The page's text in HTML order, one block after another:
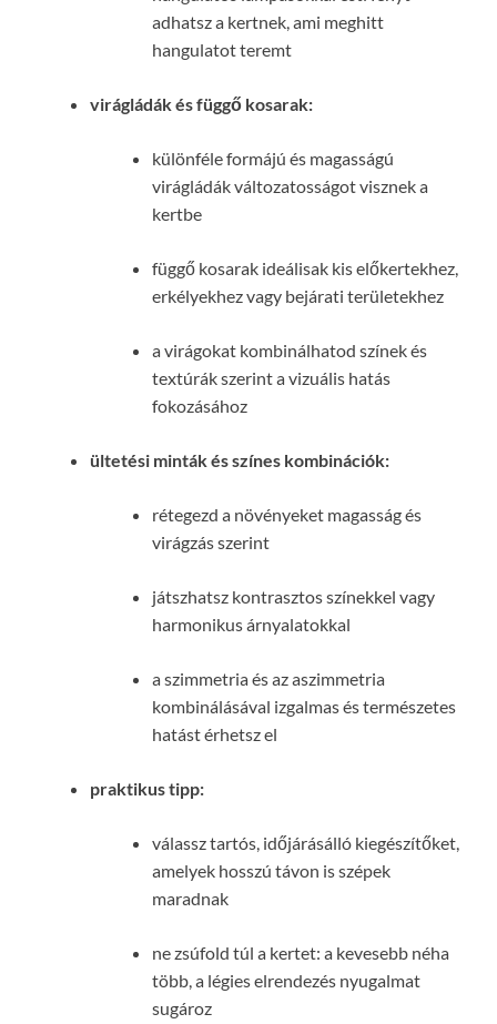
adhatsz a kertnek, ami meghitt
hangulatot teremt
virágládák és függő kosarak:
különféle formájú és magasságú
virágládák változatosságot visznek a
kertbe
függő kosarak ideálisak kis előkertekhez,
erkélyekhez vagy bejárati területekhez
a virágokat kombinálhatod színek és
textúrák szerint a vizuális hatás
fokozásához
ültetési minták és színes kombinációk:
rétegezd a növényeket magasság és
virágzás szerint
játszhatsz kontrasztos színekkel vagy
harmonikus árnyalatokkal
a szimmetria és az aszimmetria
kombinálásával izgalmas és természetes
hatást érhetsz el
praktikus tipp:
válassz tartós, időjárásálló kiegészítőket,
amelyek hosszú távon is szépek
maradnak
ne zsúfold túl a kertet: a kevesebb néha
több, a légies elrendezés nyugalmat
sugároz